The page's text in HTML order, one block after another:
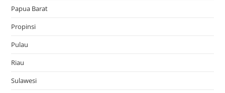
Papua Barat
Propinsi
Pulau
Riau
Sulawesi